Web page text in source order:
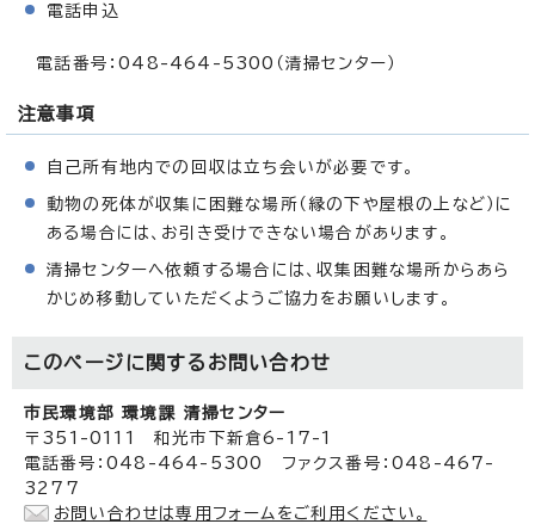
電話申込
電話番号：048-464-5300（清掃センター）
注意事項
自己所有地内での回収は立ち会いが必要です。
動物の死体が収集に困難な場所（縁の下や屋根の上など）に
ある場合には、お引き受けできない場合があります。
清掃センターへ依頼する場合には、収集困難な場所からあら
かじめ移動していただくようご協力をお願いします。
このページに関する お問い合わせ
市民環境部 環境課 清掃センター
〒351-0111 和光市下新倉6-17-1
電話番号：048-464-5300 ファクス番号：048-467-
3277
お問い合わせは専用フォームをご利用ください。